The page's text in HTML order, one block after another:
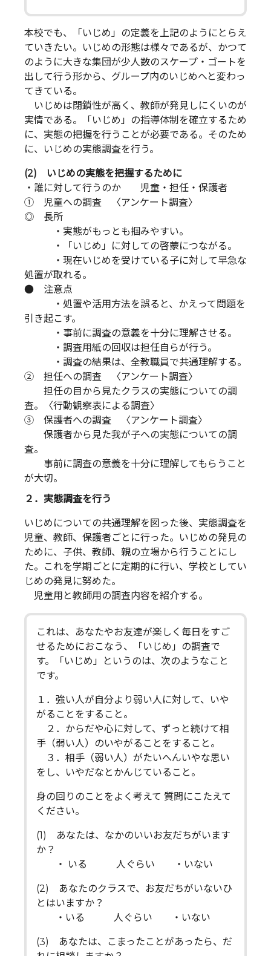
本校でも、「いじめ」の定義を上記のようにとらえ
ていきたい。いじめの形態は様々であるが、かつて
のように大きな集団が少人数のスケープ・ゴートを
出して行う形から、グループ内のいじめへと変わっ
てきている。
いじめは閉鎖性が高く、教師が発見しにくいのが
実情である。「いじめ」の指導体制を確立するため
に、実態の把握を行うことが必要である。そのため
に、いじめの実態調査を行う。
(2) いじめの実態を把握するために
・誰に対して行うのか 児童・担任・保護者
① 児童への調査 〈アンケート調査〉
◎ 長所
・実態がもっとも掴みやすい。
・「いじめ」に対しての啓蒙につながる。
・現在いじめを受けている子に対して早急な
処置が取れる。
● 注意点
・処置や活用方法を誤ると、かえって問題を
引き起こす。
・事前に調査の意義を十分に理解させる。
・調査用紙の回収は担任自らが行う。
・調査の結果は、全教職員で共通理解する。
② 担任への調査 〈アンケート調査〉
担任の目から見たクラスの実態についての調
査。〈行動観察表による調査〉
③ 保護者への調査 〈アンケート調査〉
保護者から見た我が子への実態についての調
査。
事前に調査の意義を十分に理解してもらうこと
が大切。
２．実態調査を行う
いじめについての共通理解を図った後、実態調査を
児童、教師、保護者ごとに行った。いじめの発見の
ために、子供、教師、親の立場から行うことにし
た。これを学期ごとに定期的に行い、学校としてい
じめの発見に努めた。
児童用と教師用の調査内容を紹介する。
これは、あなたやお友達が楽しく毎日をすご
せるためにおこなう、「いじめ」の調査で
す。「いじめ」というのは、次のようなこと
です。
１．強い人が自分より弱い人に対して、いや
がることをすること。
２．からだや心に対して、ずっと続けて相
手（弱い人）のいやがることをすること。
３．相手（弱い人）がたいへんいやな思い
をし、いやだなとかんじていること。
身の回りのことをよく考えて 質問にこたえて
ください。
(1) あなたは、なかのいいお友だちがいます
か？
・ いる 人ぐらい ・いない
(2) あなたのクラスで、お友だちがいないひ
とはいますか？
・いる 人ぐらい ・いない
(3) あなたは、こまったことがあったら、だ